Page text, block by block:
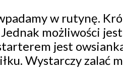
w rutynę.
możliwości
jest
Wystarczy zalać